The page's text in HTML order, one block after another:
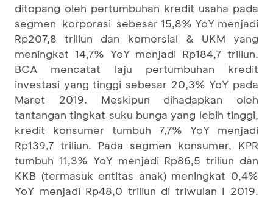
ditopang oleh pertumbuhan kredit usaha pada
segmen korporasi sebesar 15,8% YoY menjadi
Rp207,8 triliun dan komersial & UKM yang
meningkat 14,7% YoY menjadi Rp184,7 triliun.
BCA mencatat laju pertumbuhan kredit
investasi yang tinggi sebesar 20,3% YoY pada
Maret 2019. Meskipun dihadapkan oleh
tantangan tingkat suku bunga yang lebih tinggi,
kredit konsumer tumbuh 7,7% YoY menjadi
Rp139,7 triliun. Pada segmen konsumer, KPR
tumbuh 11,3% YoY menjadi Rp86,5 triliun dan
KKB (termasuk entitas anak) meningkat 0,4%
YoY menjadi Rp48,0 triliun di triwulan I 2019.